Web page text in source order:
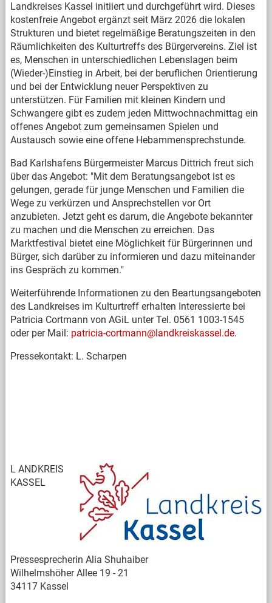
Landkreises Kassel initiiert und durchgeführt wird. Dieses
kostenfreie Angebot ergänzt seit März 2026 die lokalen
Strukturen und bietet regelmäßige Beratungszeiten in den
Räumlichkeiten des Kulturtreffs des Bürgervereins. Ziel ist
es, Menschen in unterschiedlichen Lebenslagen beim
(Wieder-)Einstieg in Arbeit, bei der beruflichen Orientierung
und bei der Entwicklung neuer Perspektiven zu
unterstützen. Für Familien mit kleinen Kindern und
Schwangere gibt es zudem jeden Mittwochnachmittag ein
offenes Angebot zum gemeinsamen Spielen und
Austausch sowie eine offene Hebammensprechstunde.
Bad Karlshafens Bürgermeister Marcus Dittrich freut sich
über das Angebot: "Mit dem Beratungsangebot ist es
gelungen, gerade für junge Menschen und Familien die
Wege zu verkürzen und Ansprechstellen vor Ort
anzubieten. Jetzt geht es darum, die Angebote bekannter
zu machen und die Menschen zu erreichen. Das
Marktfestival bietet eine Möglichkeit für Bürgerinnen und
Bürger, sich darüber zu informieren und dazu miteinander
ins Gespräch zu kommen."
Weiterführende Informationen zu den Beartungsangeboten
des Landkreises im Kulturtreff erhalten Interessierte bei
Patricia Cortmann von AGiL unter Tel. 0561 1003-1545
oder per Mail: patricia-cortmann@landkreiskassel.de.
Pressekontakt: L. Scharpen
L ANDKREIS
KASSEL
Pressesprecherin Alia Shuhaiber
Wilhelmshöher Allee 19 - 21
34117 Kassel